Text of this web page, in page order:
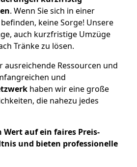
. Wenn Sie sich in einer
keine Sorge! Unsere
auch kurzfristige Umzüge
Tränke zu lösen.
ausreichende Ressourcen und
und
haben wir eine große
die nahezu jedes
Wert auf ein faires Preis-
und bieten professionelle